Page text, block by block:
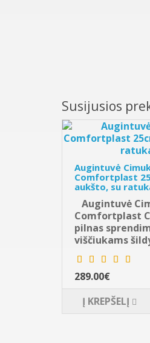
Susijusios
Augintuvė
Comfortplast
aukšto, su
Augintuvė
Comfortplast
pilnas
viščiukams
289.00€
Į KREPŠELĮ